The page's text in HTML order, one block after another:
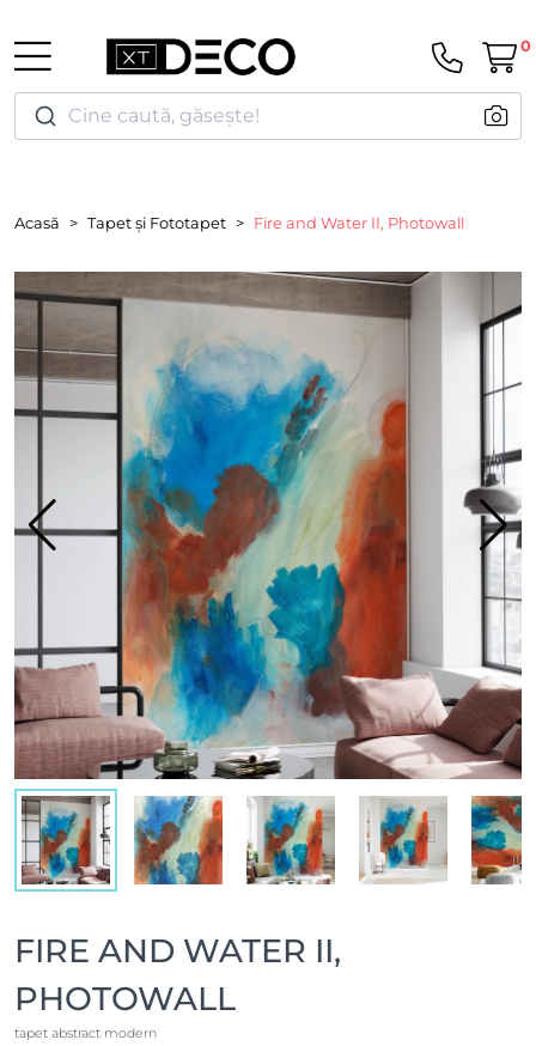
Cine caută, găsește!
0
Acasă Tapet și Fototapet Fire and Water II, Photowall
FIRE AND WATER II,
PHOTOWALL
tapet abstract modern